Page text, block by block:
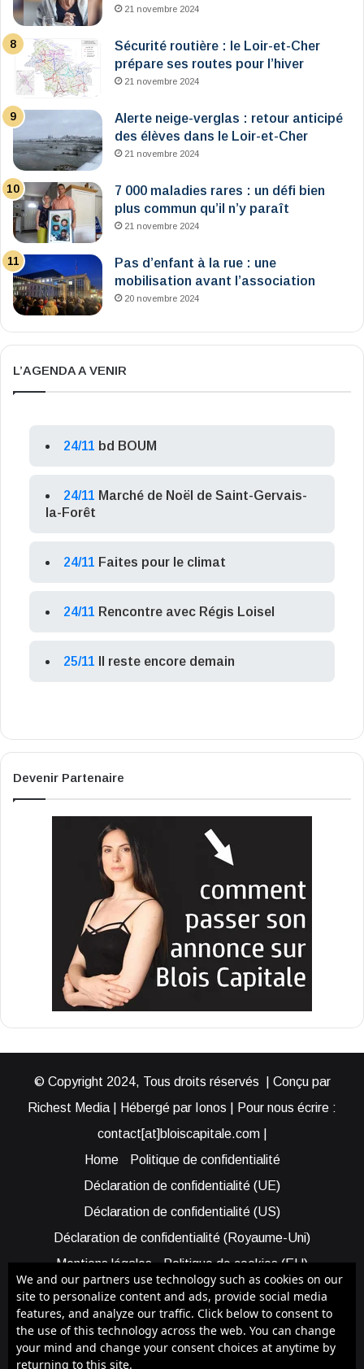
21 novembre 2024
Sécurité routière : le Loir-et-Cher
prépare ses routes pour l’hiver
21 novembre 2024
Alerte neige-verglas : retour anticipé
des élèves dans le Loir-et-Cher
21 novembre 2024
7 000 maladies rares : un défi bien
plus commun qu’il n’y paraît
21 novembre 2024
Pas d’enfant à la rue : une
mobilisation avant l’association
20 novembre 2024
L’AGENDA A VENIR
24/11 bd BOUM
24/11 Marché de Noël de Saint-Gervais-
la-Forêt
24/11 Faites pour le climat
24/11 Rencontre avec Régis Loisel
25/11 Il reste encore demain
Devenir Partenaire
© Copyright 2024, Tous droits réservés | Conçu par
Richest Media | Hébergé par Ionos | Pour nous écrire :
contact[at]bloiscapitale.com |
Home
Politique de confidentialité
Déclaration de confidentialité (UE)
Déclaration de confidentialité (US)
Déclaration de confidentialité (Royaume-Uni)
Mentions légales
Politique de cookies (EU)
Cookie Policy (AUS)
Cookie Policy (US)
Qui sommes-nous ?
Participer à Blois Capitale
Bénéficier d’une assistance
We and our partners use technology such as cookies on our
site to personalize content and ads, provide social media
features, and analyze our traffic. Click below to consent to
the use of this technology across the web. You can change
your mind and change your consent choices at anytime by
returning to this site.